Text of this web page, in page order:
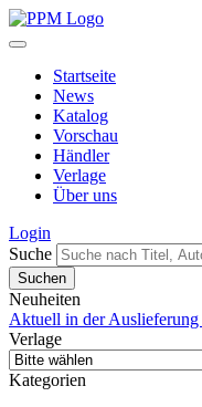
Startseite
News
Katalog
Vorschau
Händler
Verlage
Über uns
Login
Suche
Neuheiten
Aktuell in der Auslieferung
Verlage
Kategorien